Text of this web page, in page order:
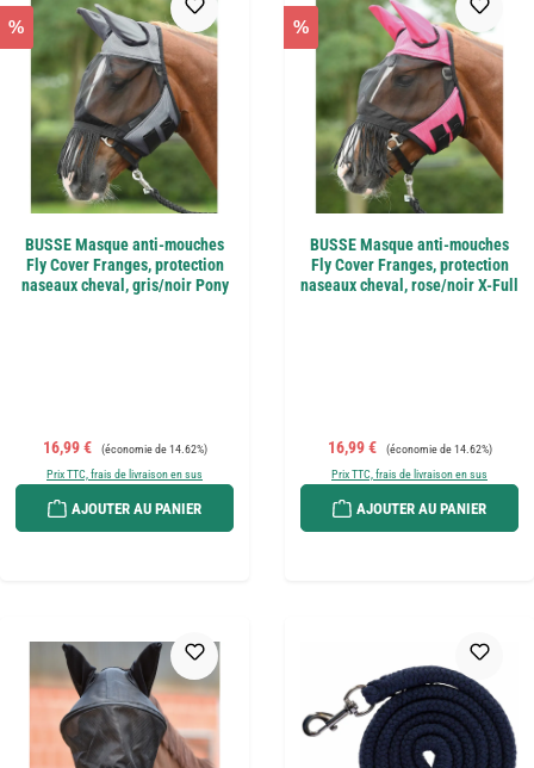
%
BUSSE Masque anti-mouches
Fly Cover Franges, protection
naseaux cheval, gris/noir Pony
Prix de vente :
16,99 € Prix régulier :
(économie de 14.62%)
Prix TTC, frais de livraison en sus
AJOUTER AU PANIER
%
BUSSE Masque anti-mouches
Fly Cover Franges, protection
naseaux cheval, rose/noir X-Full
Prix de vente :
16,99 € Prix régulier :
(économie de 14.62%)
Prix TTC, frais de livraison en sus
AJOUTER AU PANIER